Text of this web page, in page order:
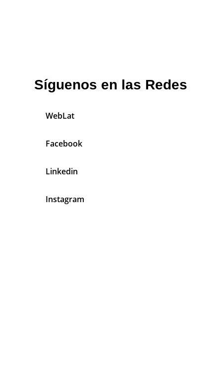
Síguenos en las Redes
WebLat
Facebook
Linkedin
Instagram